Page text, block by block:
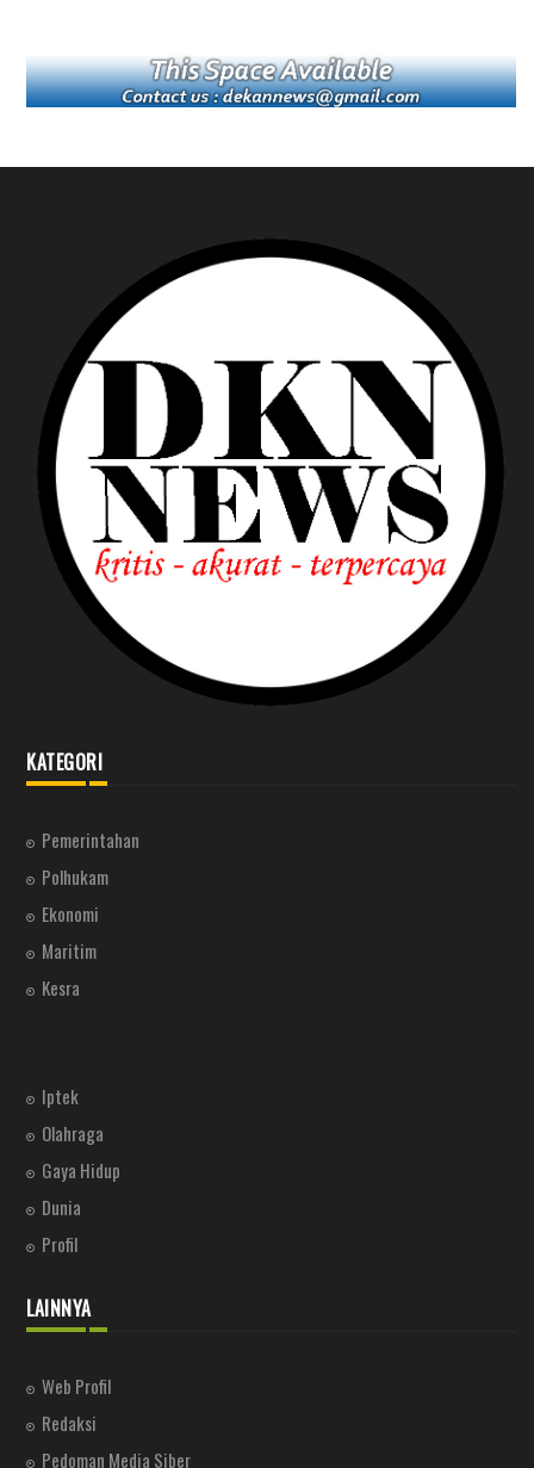
KATEGORI
Pemerintahan
Polhukam
Ekonomi
Maritim
Kesra
Iptek
Olahraga
Gaya Hidup
Dunia
Profil
LAINNYA
Web Profil
Redaksi
Pedoman Media Siber